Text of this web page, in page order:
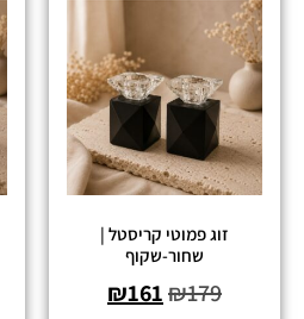
זוג פמוטי קריסטל |
שחור-שקוף
₪179
₪161